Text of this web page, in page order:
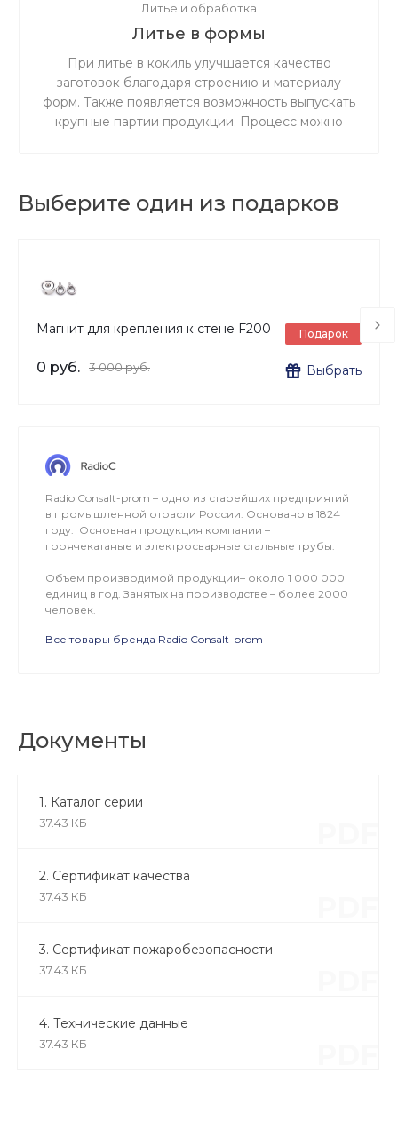
Литье и обработка
Литье в формы
При литье в кокиль улучшается качество
заготовок благодаря строению и материалу
форм. Также появляется возможность выпускать
крупные партии продукции. Процесс можно
Выберите один из подарков
Магнит для крепления к стене F200
0 руб. 3 000 руб.
Подарок
Выбрать
Radio Consalt-prom – одно из старейших предприятий
в промышленной отрасли России. Основано в 1824
году. Основная продукция компании –
горячекатаные и электросварные стальные трубы.
Объем производимой продукции– около 1 000 000
единиц в год. Занятых на производстве – более 2000
человек.
Все товары бренда Radio Consalt-prom
Документы
1. Каталог серии
37.43 КБ
2. Сертификат качества
37.43 КБ
3. Сертификат пожаробезопасности
37.43 КБ
4. Технические данные
37.43 КБ